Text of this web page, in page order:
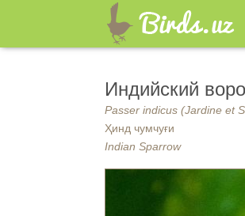
Индийский
Passer indicus (Jardine et
Ҳинд чумчуғи
Indian Sparrow